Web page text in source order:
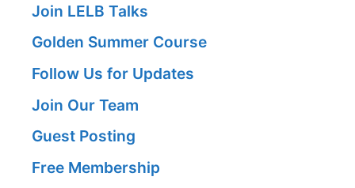
Join LELB Talks
Golden Summer Course
Follow Us for Updates
Join Our Team
Guest Posting
Free Membership